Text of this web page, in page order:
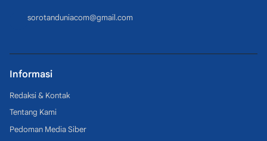
sorotanduniacom@gmail.com
Informasi
Redaksi & Kontak
Tentang Kami
Pedoman Media Siber